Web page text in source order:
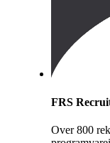
FRS
Over 800